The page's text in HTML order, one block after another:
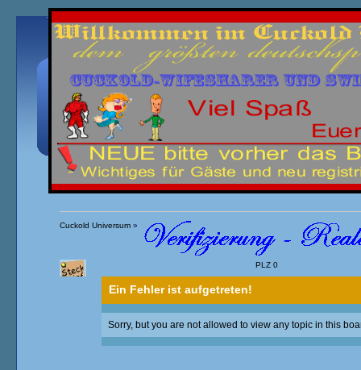
Übersicht Kalender Einloggen Registrieren
Cuckold Universum»
PLZ 0
Ein Fehler ist aufgetreten!
Sorry, but you are not allowed to view any topic in this